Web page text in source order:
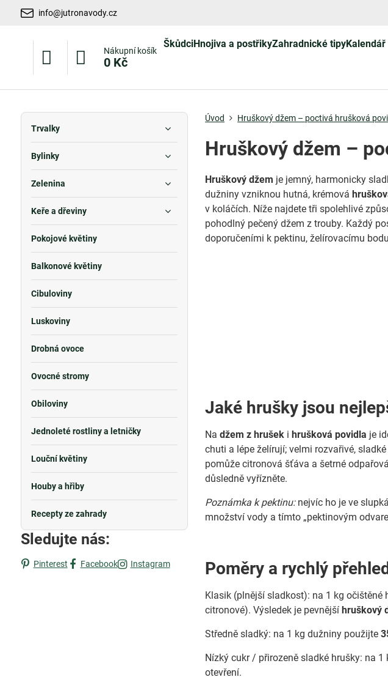
info@jutronavody.cz
Nákupní košík
0 Kč
ŠkůdciHnojiva a postřikyZahradnické tipyKalendář
Úvod Hruškový džem – poctivá hrušková
Hruškový džem –
Hruškový džem je jemný, harmonicky
dužniny vzniknou hutná, krémová
v koláčích. Níže najdete tři spolehlivé
pohodlný pečený džem z trouby. Každý
doporučeními k pektinu, želírovacímu
Jaké hrušky jsou
Nadžem z hrušek ihrušková povidla je
chuti a lépe želírují; velmi rozvařivé,
pomůže citronová šťáva a šetrné
důsledně vyřízněte.
Poznámka k pektinu:nejvíc ho je ve
množství vody a tímto „pektinovým
Poměry a rychlý
Klasik (plnější sladkost): na 1 kg očištěné
citronové). Výsledek je pevnějšíhruškový
Středně sladký: na 1 kg dužniny použijte
Nízký cukr / přirozeně sladké hrušky: na
otevření.
Trvalky
Bylinky
Zelenina
Keře a dřeviny
Pokojové květiny
Balkonové květiny
Cibuloviny
Luskoviny
Drobná ovoce
Ovocné stromy
Obiloviny
Jednoleté rostliny a letničky
Louční květiny
Houby a hřiby
Recepty ze zahrady
Sledujte nás:
Pinterest Facebook Instagram